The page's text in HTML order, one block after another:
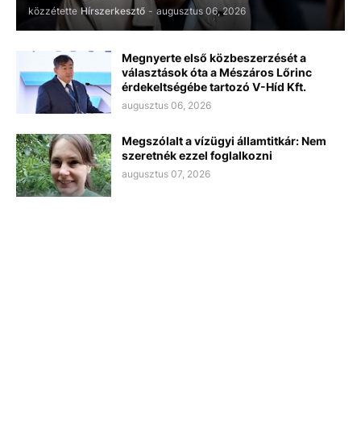
közzétette Hírszerkesztő - augusztus 06, 2026
Megnyerte első közbeszerzését a
választások óta a Mészáros Lőrinc
érdekeltségébe tartozó V-Híd Kft.
augusztus 06, 2026
Megszólalt a vízügyi államtitkár: Nem
szeretnék ezzel foglalkozni
augusztus 07, 2026